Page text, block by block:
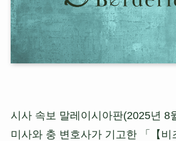
시사 속보 말레이시아판(2025년 8
미사와 충 변호사가 기고한 「【비